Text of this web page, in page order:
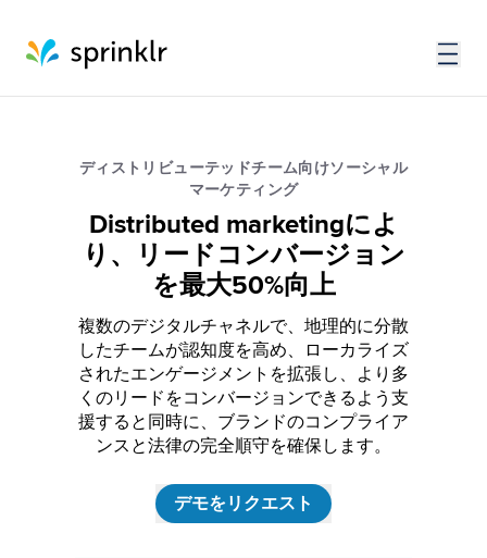
ディストリビューテッドチーム向けソーシャル
マーケティング
Distributed marketingによ
り、リードコンバージョン
を最大50%向上
複数のデジタルチャネルで、地理的に分散
したチームが認知度を高め、ローカライズ
されたエンゲージメントを拡張し、より多
くのリードをコンバージョンできるよう支
援すると同時に、ブランドのコンプライア
ンスと法律の完全順守を確保します。
デモをリクエスト